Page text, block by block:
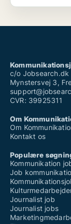
processer og
c/o Jobsearch.dk
Mynstersvej 3,
CVR: 39925311
Om
Om
Kontakt os
Populære
Kommunikation
Job
Journalist job
Journalist jobs